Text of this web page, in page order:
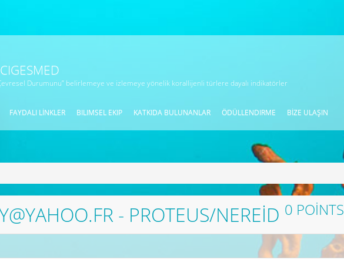
Çevresel Durumunu” belirlemeye ve izlemeye yönelik korallijenli türlere dayalı indikatörler
FAYDALI LINKLER BILIMSEL EKIP KATKIDA BULUNANLAR ÖDÜLLENDIRME BIZE ULAŞIN
- PROTEUS/NEREID 0 POINTS